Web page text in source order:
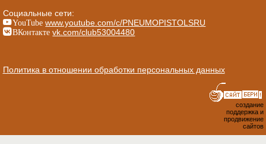
Социальные сети:
YouTube www.youtube.com/c/PNEUMOPISTOLSRU
ВКонтакте vk.com/club53004480
Политика в отношении обработки персональных данных
создание
поддержка и
продвижение
сайтов